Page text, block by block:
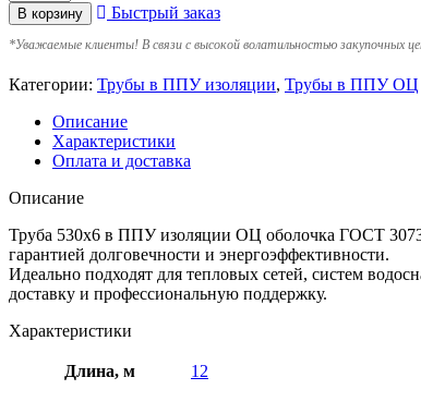
В корзину Быстрый заказ
*Уважаемые клиенты! В связи с высокой волатильностью закупочных
Категории: Трубы в ППУ изоляции, Трубы в ППУ ОЦ
Описание
Характеристики
Оплата и доставка
Описание
Труба 530х6 в ППУ изоляции ОЦ оболочка ГОСТ
гарантией долговечности и энергоэффективности.
Идеально подходят для тепловых сетей, систем
доставку и профессиональную поддержку.
Характеристики
Длина, м 12